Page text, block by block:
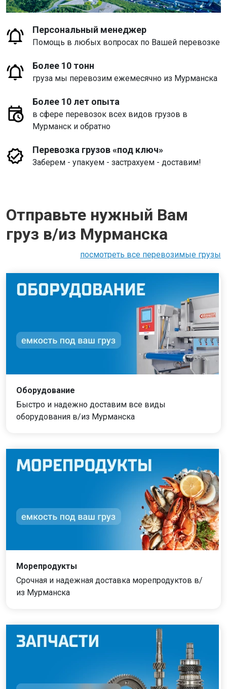
Персональный менеджер
Помощь в любых вопросах по Вашей перевозке
Более 10 тонн
груза мы перевозим ежемесячно из Мурманска
Более 10 лет опыта
в сфере перевозок всех видов грузов в
Мурманск и обратно
Перевозка грузов «под ключ»
Заберем - упакуем - застрахуем - доставим!
Отправьте нужный Вам
груз в/из Мурманска
посмотреть все перевозимые грузы
Оборудование
Быстро и надежно доставим все виды
оборудования в/из Мурманска
Морепродукты
Срочная и надежная доставка морепродуктов в/
из Мурманска